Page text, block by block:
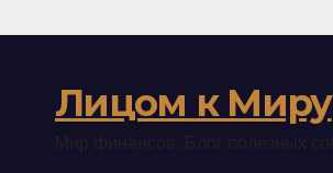
Лицом к Миру